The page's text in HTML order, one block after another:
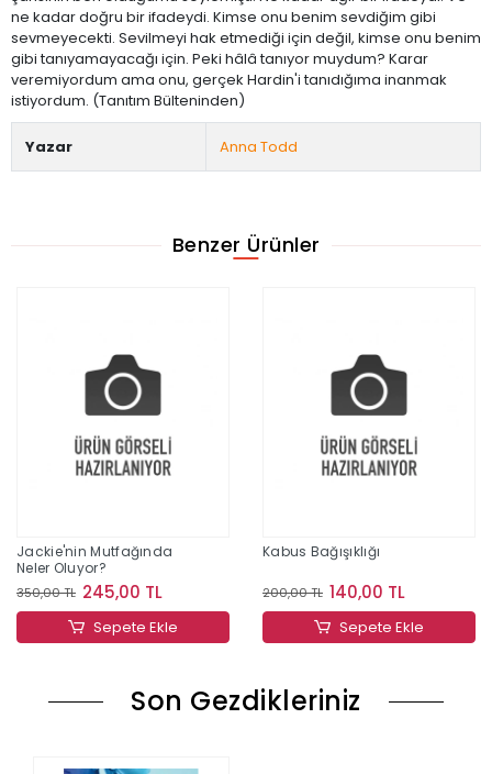
ne kadar doğru bir ifadeydi. Kimse onu benim sevdiğim gibi
sevmeyecekti. Sevilmeyi hak etmediği için değil, kimse onu benim
gibi tanıyamayacağı için. Peki hâlâ tanıyor muydum? Karar
veremiyordum ama onu, gerçek Hardin'i tanıdığıma inanmak
istiyordum. (Tanıtım Bülteninden)
Yazar Anna Todd
Benzer Ürünler
Jackie'nin Mutfağında
Neler Oluyor?
350,00 TL 245,00 TL
Sepete Ekle
Kabus Bağışıklığı
200,00 TL 140,00 TL
Sepete Ekle
Son Gezdikleriniz